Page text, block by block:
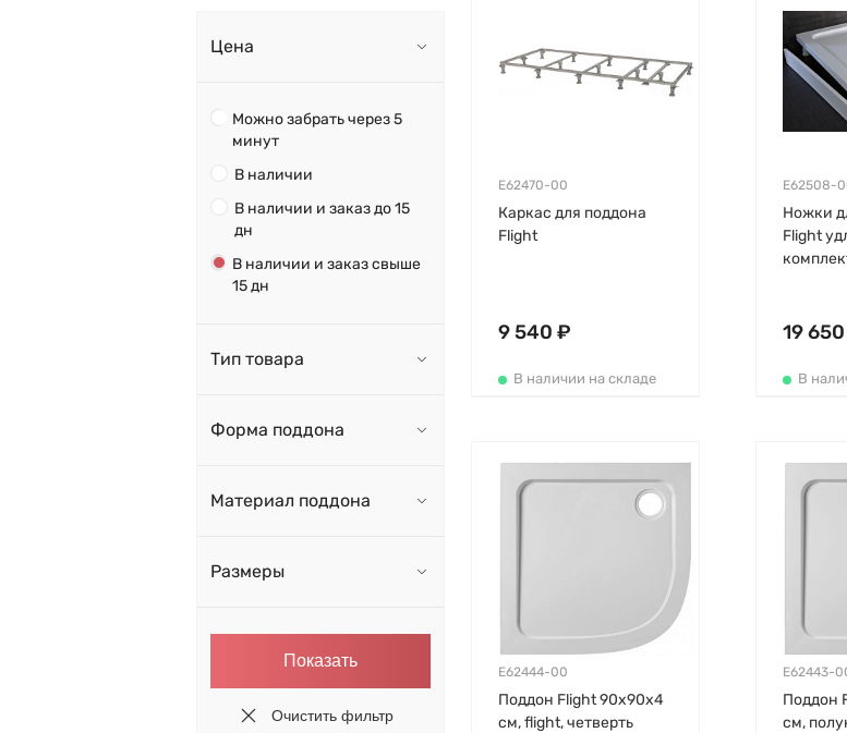
Цена
Можно забрать через 5
минут
В наличии
В наличии и заказ до 15
дн
В наличии и заказ свыше
15 дн
Тип товара
Форма поддона
Материал поддона
Размеры
E62470-00
Каркас для поддона
Flight
9 540 ₽
В наличии на складе
E62508-
Ножки
Flight
19
В
E62444-00
Поддон Flight 90х90х4
см, flight, четверть
E62443-
Поддон
см,